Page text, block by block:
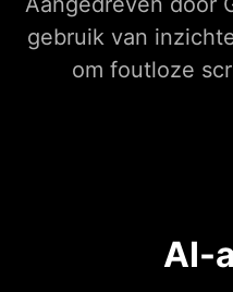
gebruik van
om foutloze
AI-